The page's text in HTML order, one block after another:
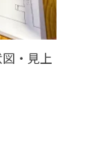
・見上